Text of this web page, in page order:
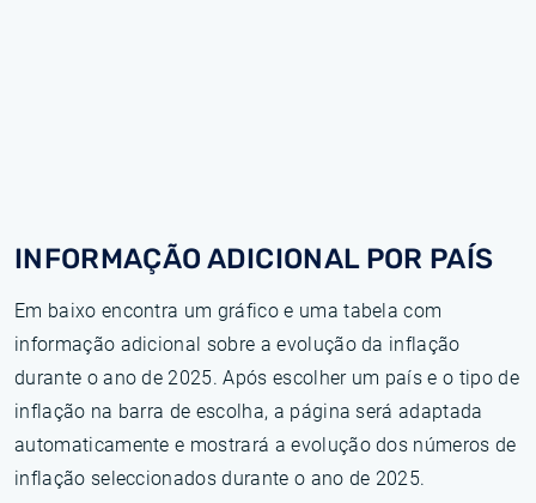
INFORMAÇÃO ADICIONAL POR PAÍS
Em baixo encontra um gráfico e uma tabela com
informação adicional sobre a evolução da inflação
durante o ano de 2025. Após escolher um país e o tipo de
inflação na barra de escolha, a página será adaptada
automaticamente e mostrará a evolução dos números de
inflação seleccionados durante o ano de 2025.